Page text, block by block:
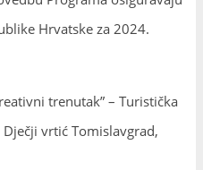
Hrvatske za 2024.
trenutak” – Turistička
vrtić Tomislavgrad,